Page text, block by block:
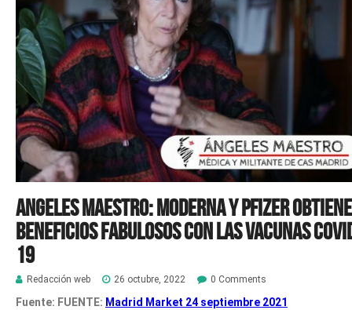
ANGELES MAESTRO: Moderna y Pfizer
beneficios fabulosos con las vacunas
19
Redacción web 26 octubre, 2022 0 Comments
Fuente: FUENTE: Madrid Market 24 septiembre 2021